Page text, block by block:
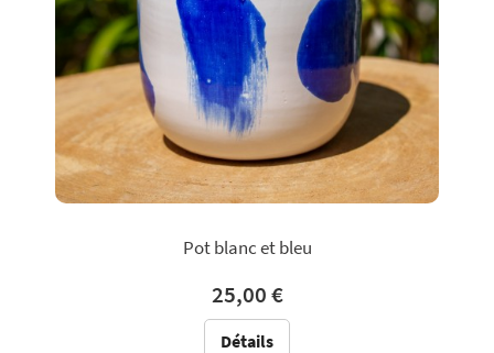
Pot blanc et bleu
25,00 €
Détails